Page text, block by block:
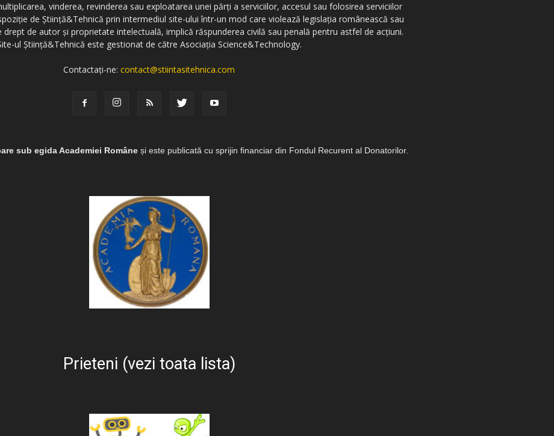
vinderea, revinderea sau exploatarea unei părți a serviciilor, accesul sau folosirea serviciilor
de Știință&Tehnică prin intermediul site-ului într-un mod care violează legislația românească sau
de autor și proprietate intelectuală, implică răspunderea civilă sau penală pentru astfel de acțiuni.
ul Știință&Tehnică este gestionat de către Asociația Science&Technology.
Contactați-ne:contact@stiintasitehnica.com
sub egida Academiei Române și este publicată cu sprijin financiar din Fondul Recurent al Donatorilor.
Prieteni (vezi toata lista)